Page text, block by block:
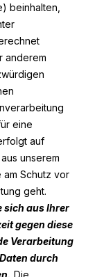
beinhalten,
anderem
eine
auf
unserem
Schutz vor
geht.
sich aus Ihrer
gegen diese
Verarbeitung
durch
Die